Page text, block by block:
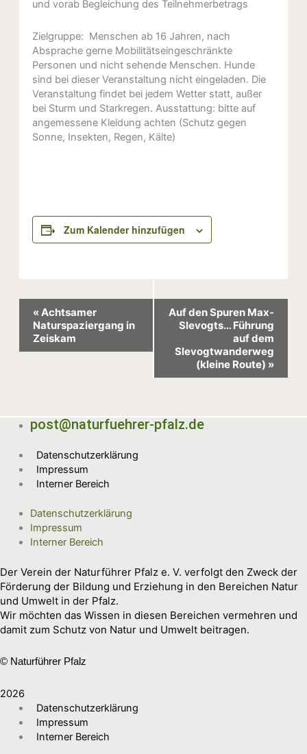
und vorab Begleichung des Teilnehmerbetrags
Zielgruppe: Menschen ab 16 Jahren, nach
Absprache gerne Mobilitätseingeschränkte
Personen und nicht sehende Menschen. Hunde
sind bei dieser Veranstaltung nicht eingeladen. Die
Veranstaltung findet bei jedem Wetter statt, außer
bei Sturm und Starkregen. Ausstattung: bitte auf
angemessene Kleidung achten (Schutz gegen
Sonne, Insekten, Regen, Kälte)
Zum Kalender hinzufügen
Navigation
«Achtsamer
Naturspaziergang in
Zeiskam
Auf den Spuren Max-
Slevogts… Führung
auf dem
Slevogtwanderweg
(kleine Route) »
post@naturfuehrer-pfalz.de
Datenschutzerklärung
Impressum
Interner Bereich
Datenschutzerklärung
Impressum
Interner Bereich
Der Verein der Naturführer Pfalz e. V. verfolgt den Zweck der
Förderung der Bildung und Erziehung in den Bereichen Natur
und Umwelt in der Pfalz.
Wir möchten das Wissen in diesen Bereichen vermehren und
damit zum Schutz von Natur und Umwelt beitragen.
© Naturführer Pfalz
2026
Datenschutzerklärung
Impressum
Interner Bereich